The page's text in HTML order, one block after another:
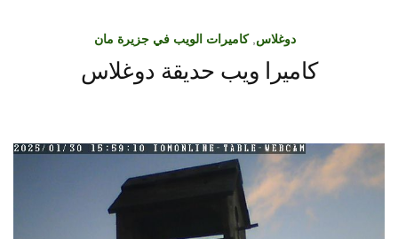
دوغلاس ,كاميرات الويب في جزيرة مان
كاميرا ويب حديقة دوغلاس